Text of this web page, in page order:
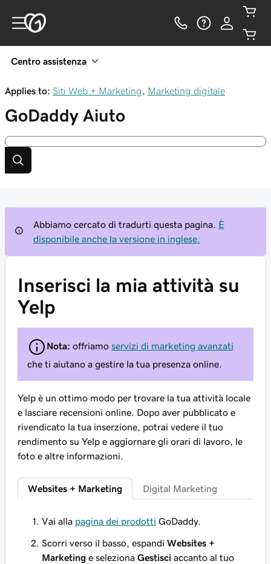
Centro assistenza
Applies to: Siti Web + Marketing Marketing digitale
GoDaddy Aiuto
Abbiamo cercato di tradurti questa pagina.
È
disponibile anche la versione in inglese.
Inserisci la mia attività su
Yelp
Nota: offriamo servizi di marketing avanzati
che ti aiutano a gestire la tua presenza online.
Yelp è un ottimo modo per trovare la tua attività locale
e lasciare recensioni online. Dopo aver pubblicato e
rivendicato la tua inserzione, potrai vedere il tuo
rendimento su Yelp e aggiornare gli orari di lavoro, le
foto e altre informazioni.
Websites + Marketing Digital Marketing
Vai alla pagina dei prodotti GoDaddy.
Scorri verso il basso, espandi Websites +
Marketing e seleziona Gestisci accanto al tuo